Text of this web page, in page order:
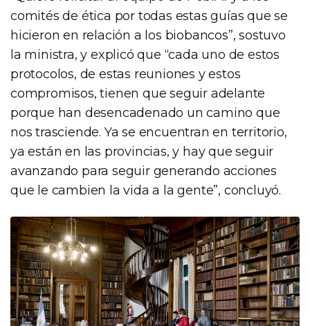
comités de ética por todas estas guías que se
hicieron en relación a los biobancos”, sostuvo
la ministra, y explicó que “cada uno de estos
protocolos, de estas reuniones y estos
compromisos, tienen que seguir adelante
porque han desencadenado un camino que
nos trasciende. Ya se encuentran en territorio,
ya están en las provincias, y hay que seguir
avanzando para seguir generando acciones
que le cambien la vida a la gente”, concluyó.